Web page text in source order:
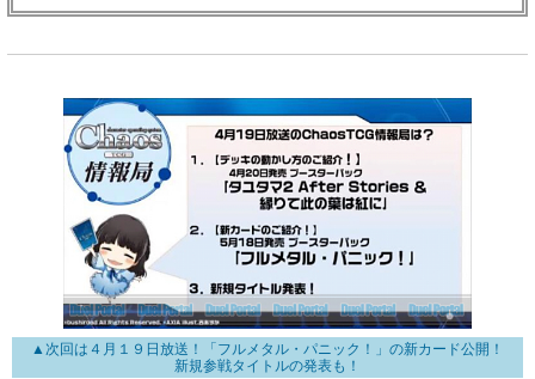
▲次回は４月１９日放送！「フルメタル・パニック！」の新カード公開！
新規参戦タイトルの発表も！